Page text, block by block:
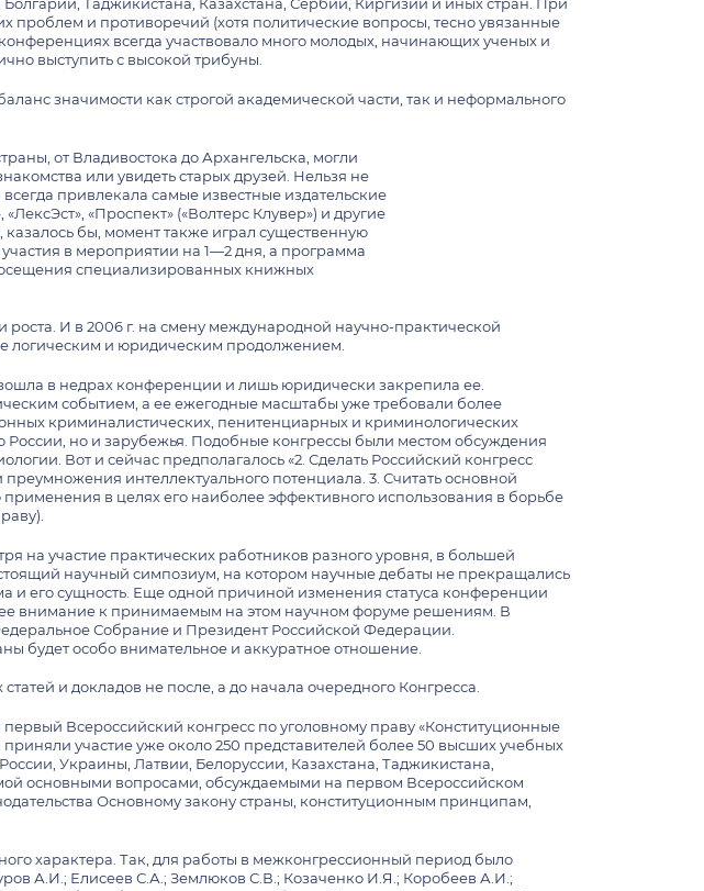
пользования гардеробами и камерой хранения IV
корпуса
по порядку обеспечения пропускного режима и
учебных аудиторий при проведении встреч с
не являющимися сотрудниками МГУ, по приглашениям
Таджикистана, Казахстана, Сербии, Киргизии и иных стран. При
и противоречий (хотя политические вопросы, тесно увязанные
всегда участвовало много молодых, начинающих ученых и
выступить с высокой трибуны.
значимости как строгой академической части, так и неформального
от Владивостока до Архангельска, могли
или увидеть старых друзей. Нельзя не
привлекала самые известные издательские
«Проспект» («Волтерс Клувер») и другие
казалось бы, момент также играл существенную
в мероприятии на 1—2 дня, а программа
специализированных книжных
И в 2006 г. на смену международной научно-практической
логическим и юридическим продолжением.
в недрах конференции и лишь юридически закрепила ее.
событием, а ее ежегодные масштабы уже требовали более
криминалистических, пенитенциарных и криминологических
но и зарубежья. Подобные конгрессы были местом обсуждения
Вот и сейчас предполагалось «2. Сделать Российский конгресс
интеллектуального потенциала. 3. Считать основной
применения в целях его наиболее эффективного использования в борьбе
на участие практических работников разного уровня, в большей
научный симпозиум, на котором научные дебаты не прекращались
и его сущность. Еще одной причиной изменения статуса конференции
внимание к принимаемым на этом научном форуме решениям. В
Собрание и Президент Российской Федерации.
будет особо внимательное и аккуратное отношение.
и докладов не после, а до начала очередного Конгресса.
Всероссийский конгресс по уголовному праву «Конституционные
участие уже около 250 представителей более 50 высших учебных
Украины, Латвии, Белоруссии, Казахстана, Таджикистана,
основными вопросами, обсуждаемыми на первом Всероссийском
Основному закону страны, конституционным принципам,
характера. Так, для работы в межконгрессионный период было
А.И.; Елисеев С.А.; Землюков С.В.; Козаченко И.Я.; Коробеев А.И.;